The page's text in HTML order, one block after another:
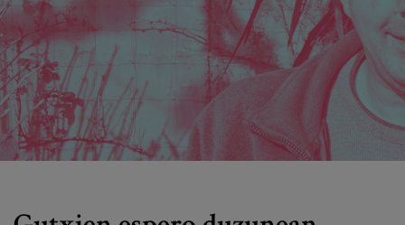
COVID-19
Harremanetarako
Berriak
Bloga